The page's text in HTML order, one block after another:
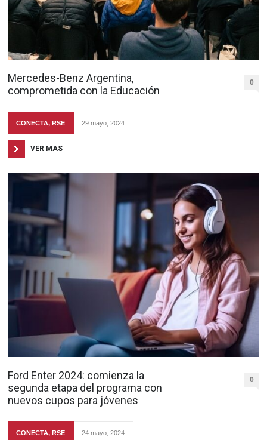
Mercedes-Benz Argentina,
comprometida con la Educación
0
CONECTA,RSE 29 mayo, 2024
VER MAS
Ford Enter 2024: comienza la
segunda etapa del programa con
nuevos cupos para jóvenes
0
CONECTA,RSE 24 mayo, 2024